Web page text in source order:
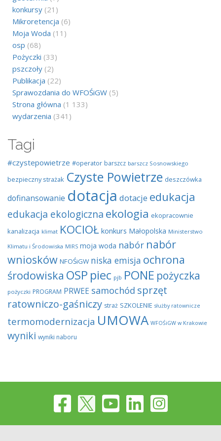
konkursy (21)
Mikroretencja (6)
Moja Woda (11)
osp (68)
Pożyczki (33)
pszczoły (2)
Publikacja (22)
Sprawozdania do WFOŚiGW (5)
Strona główna (1 133)
wydarzenia (341)
Tagi
#czystepowietrze #operator barszcz barszcz Sosnowskiego
bezpieczny strażak Czyste Powietrze deszczówka
dofinansowanie dotacja dotacje edukacja
edukacja ekologiczna ekologia ekopracownie
kanalizacja klimat KOCIOŁ konkurs Małopolska Ministerstwo
Klimatu i Środowiska MIRS moja woda nabór nabór
wniosków NFOŚiGW niska emisja ochrona
środowiska OSP piec pjb PONE pożyczka
pożyczki PROGRAM PRWEE samochód sprzęt
ratowniczo-gaśniczy straż SZKOLENIE służby ratownicze
termomodernizacja UMOWA WFOŚiGW w Krakowie
wyniki wyniki naboru